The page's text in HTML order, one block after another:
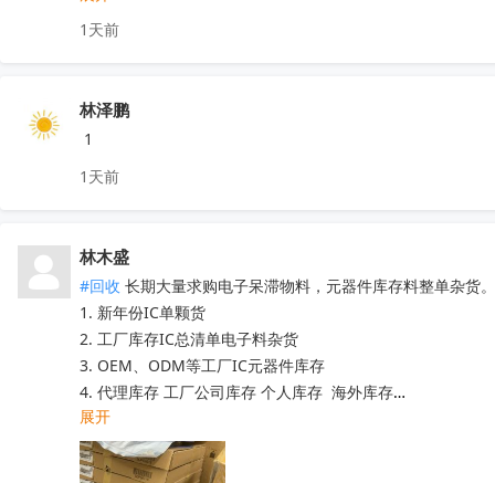
其他PN可沟通确认
1天前
林泽鹏
1
1天前
林木盛
#回收 长期大量求购电子呆滞物料，元器件库存料整单杂货。
1. 新年份IC单颗货
2. 工厂库存IC总清单电子料杂货
3. OEM、ODM等工厂IC元器件库存
4. 代理库存 工厂公司库存 个人库存  海外库存
5. 提供清单及芯片电子元器件型号核算价格
6. 中介重佣 。灵活运用
7. 专业团队高价回收清单，电子元器件清单整单打包！
展开